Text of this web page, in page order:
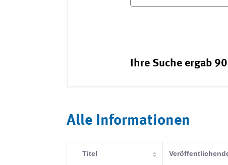
Ihre Suche ergab
Alle Informationen
Titel